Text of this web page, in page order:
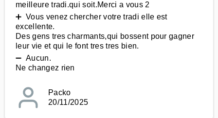
meilleure tradi.qui soit.Merci a vous 2
➕ Vous venez chercher votre tradi elle est
excellente.
Des gens tres charmants,qui bossent pour gagner
leur vie et qui le font tres tres bien.
➖ Aucun.
Ne changez rien
Packo
20/11/2025